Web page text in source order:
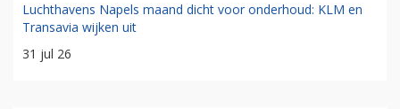
Luchthavens Napels maand dicht voor onderhoud: KLM en
Transavia wijken uit
31 jul 26